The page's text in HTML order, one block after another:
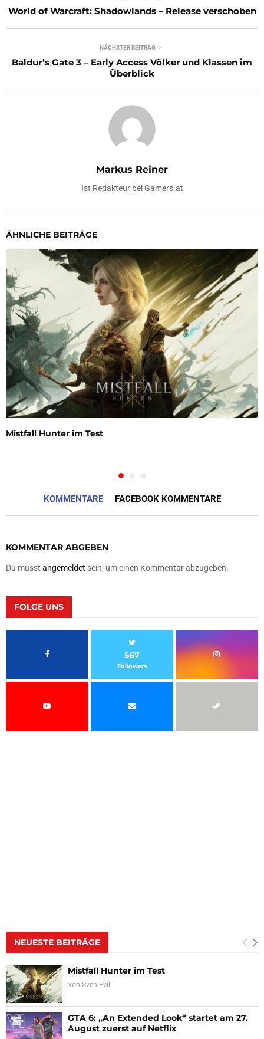
World of Warcraft: Shadowlands – Release verschoben
NÄCHSTER BEITRAG
Baldur’s Gate 3 – Early Access Völker und Klassen im
Überblick
Markus Reiner
Ist Redakteur bei Gamers.at
ÄHNLICHE BEITRÄGE
Mistfall Hunter im Test
KOMMENTARE FACEBOOK KOMMENTARE
KOMMENTAR ABGEBEN
Du musst angemeldet sein, um einen Kommentar abzugeben.
FOLGE UNS
567
Followers
NEUESTE BEITRÄGE
Mistfall Hunter im Test
von Sven Evil
GTA 6: „An Extended Look“ startet am 27.
August zuerst auf Netflix